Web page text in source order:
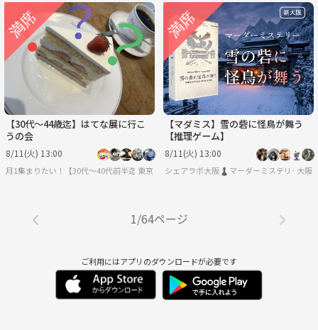
【30代〜44歳迄】はてな展に行こ
うの会
8/11(火) 13:00
月1集まりたい！【30代〜40代前半迄】東京
【マダミス】雪の砦に怪鳥が舞う
【推理ゲーム】
8/11(火) 13:00
シェアラボ大阪♟️マーダーミステリー/ボ
大阪
1/64ページ
ご利用にはアプリのダウンロードが必要です